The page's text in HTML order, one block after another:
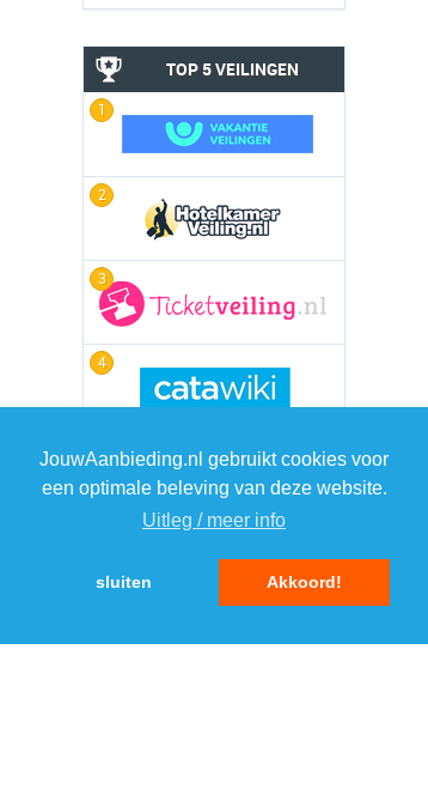
JouwAanbieding.nl gebruikt cookies voor
een optimale beleving van deze website.
Uitleg / meer info
sluiten Akkoord!
TOP 5 VEILINGEN
1
2
3
4
DAGAANBIEDINGEN